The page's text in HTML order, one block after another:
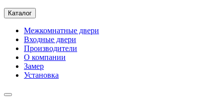
Каталог
Межкомнатные двери
Входные двери
Производители
О компании
Замер
Установка